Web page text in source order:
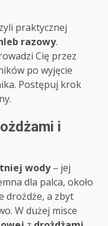
praktycznej
razowy.
Cię przez
po wyjęcie
Postępuj krok
i
wody– jej
dla palca, około
drożdże, a zbyt
W dużej misce